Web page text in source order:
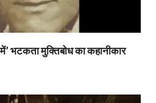
भटकता मुक्तिबोध का कहानीकार